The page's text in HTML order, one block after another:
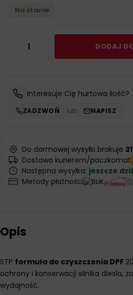
Na stanie
DODAJ
Interesuje Cię hurtowa ilość?
ZADZWOŃ lub NAPISZ
Do darmowej wysyłki brakuje
Dostawa kurierem/paczkomat
Następna wysyłka: jeszcze
Metody płatności
Opis
STP formuła do czyszczenia DPF
ochrony i konserwacji silnika diesla,
wydajność.